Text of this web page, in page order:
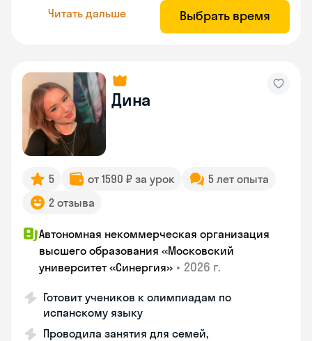
Читать дальше Выбрать время
Дина
5 от 1590 ₽ за урок
5 лет опыта
2 отзыва
Автономная некоммерческая организация
высшего образования «Московский
университет «Синергия» • 2026 г.
Готовит учеников к олимпиадам по
испанскому языку
Проводила занятия для семей,